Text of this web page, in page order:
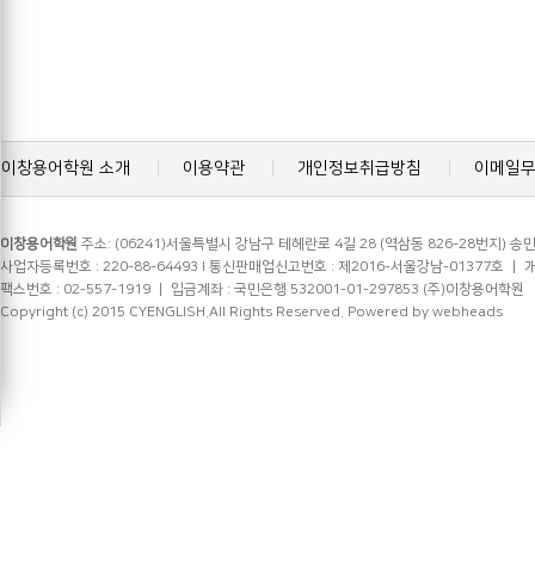
이창용어학원 소개 이용약관 개인정보취급방침 이메일
이창용어학원 주소: (06241)서울특별시 강남구 테헤란로 4길 28 (역삼동 826-28번지) 송
사업자등록번호 : 220-88-64493 l 통신판매업신고번호 : 제2016-서울강남-01377호
팩스번호 : 02-557-1919 ㅣ 입금계좌 : 국민은행 532001-01-297853 (주)이창용어학원
Copyright (c) 2015 CYENGLISH.All Rights Reserved. Powered by webheads